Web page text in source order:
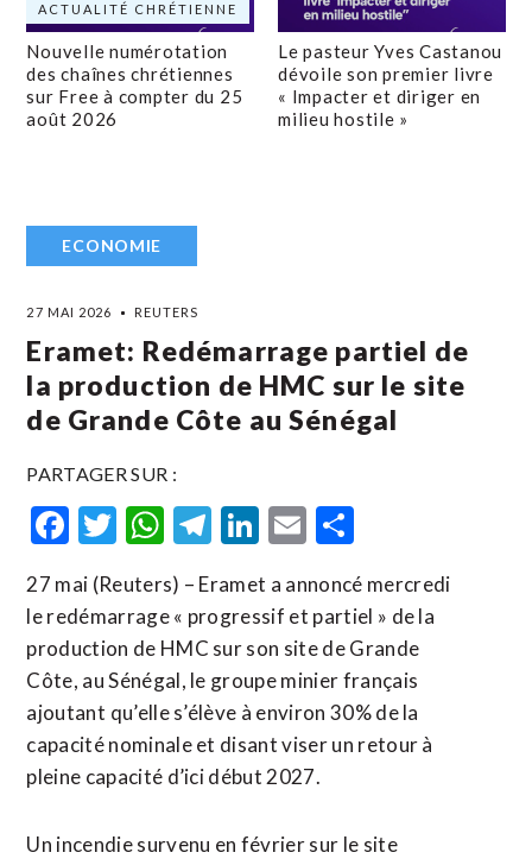
ACTUALITÉ CHRÉTIENNE
Nouvelle numérotation
des chaînes chrétiennes
sur Free à compter du 25
août 2026
Le pasteur Yves Castanou
dévoile son premier livre
« Impacter et diriger en
milieu hostile »
ECONOMIE
27 MAI 2026 REUTERS
Eramet: Redémarrage partiel de
la production de HMC sur le site
de Grande Côte au Sénégal
PARTAGER SUR :
Facebook
Twitter
WhatsApp
Telegram
LinkedIn
Email
27 mai (Reuters) – Eramet a annoncé mercredi
le redémarrage « progressif et partiel » de la
production de HMC sur son site de Grande
Côte, au ​Sénégal, ‌le groupe minier ​français
ajoutant ⁠qu’elle s’élève à environ 30% de ‌la
capacité ‌nominale et disant viser un retour à
pleine capacité d’ici début 2027.
Un incendie ​survenu en février sur le site